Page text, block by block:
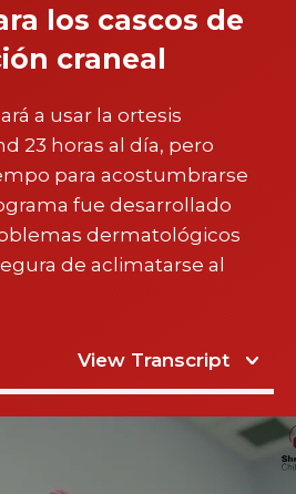
los cascos de
craneal
a usar la ortesis
23 horas al día, pero
para acostumbrarse
fue desarrollado
dermatológicos
de aclimatarse al
View Transcript